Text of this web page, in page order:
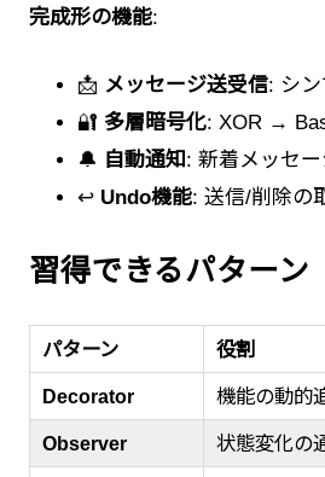
完成形の機能:
📩 メッセージ送受信: シン
🔐 多層暗号化: XOR →
🔔 自動通知 : 新着メッセ
↩️ Undo機能: 送信/削除の
習得できるパターン
パターン 役割
Decorator 機能の動的
Observer 状態変化の